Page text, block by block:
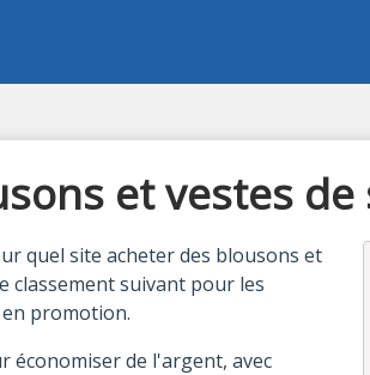
et vestes
quel site acheter des blousons et
classement suivant pour les
promotion.
économiser de l'argent, avec